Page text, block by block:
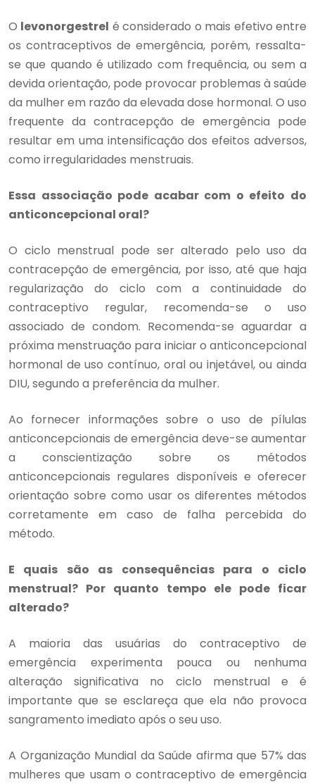
O levonorgestrel é considerado o mais efetivo entre
os contraceptivos de emergência, porém, ressalta-
se que quando é utilizado com frequência, ou sem a
devida orientação, pode provocar problemas à saúde
da mulher em razão da elevada dose hormonal. O uso
frequente da contracepção de emergência pode
resultar em uma intensificação dos efeitos adversos,
como irregularidades menstruais.
Essa associação pode acabar com o efeito do
anticoncepcional oral?
O ciclo menstrual pode ser alterado pelo uso da
contracepção de emergência, por isso, até que haja
regularização do ciclo com a continuidade do
contraceptivo regular, recomenda-se o uso
associado de condom. Recomenda-se aguardar a
próxima menstruação para iniciar o anticoncepcional
hormonal de uso contínuo, oral ou injetável, ou ainda
DIU, segundo a preferência da mulher.
Ao fornecer informações sobre o uso de pílulas
anticoncepcionais de emergência deve-se aumentar
a conscientização sobre os métodos
anticoncepcionais regulares disponíveis e oferecer
orientação sobre como usar os diferentes métodos
corretamente em caso de falha percebida do
método.
E quais são as consequências para o ciclo
menstrual? Por quanto tempo ele pode ficar
alterado?
A maioria das usuárias do contraceptivo de
emergência experimenta pouca ou nenhuma
alteração significativa no ciclo menstrual e é
importante que se esclareça que ela não provoca
sangramento imediato após o seu uso.
A Organização Mundial da Saúde afirma que 57% das
mulheres que usam o contraceptivo de emergência